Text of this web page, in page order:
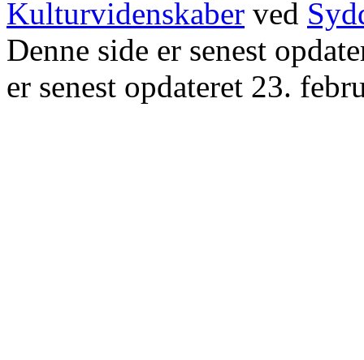
Kulturvidenskaber ved
Denne side er senest
er senest opdateret 23.